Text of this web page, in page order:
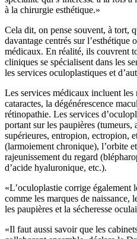
à la chirurgie esthétique.»
Cela dit, on pense souvent, à tort,
davantage centrés sur l’esthétique
médicaux. En réalité, ils couvrent
cliniques se spécialisent dans les
les services oculoplastiques et
Les services médicaux incluent
cataractes, la dégénérescence
rétinopathie. Les services
portant sur les paupières (tumeurs,
supérieures, entropion, ectropion,
(larmoiement chronique), l’orbite
rajeunissement du regard
d’acide hyaluronique, etc.).
«L’oculoplastie corrige également
comme les marques de naissance,
les paupières et la sécheresse
«Il faut aussi savoir que les